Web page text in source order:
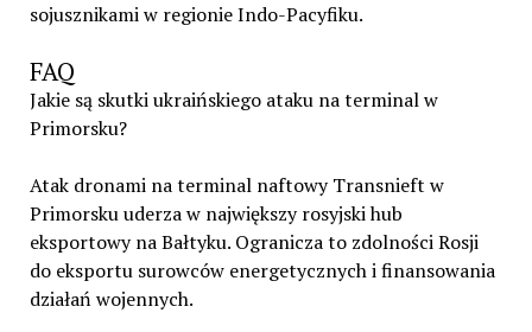
sojusznikami w regionie Indo-Pacyfiku.
FAQ
Jakie są skutki ukraińskiego ataku na terminal w
Primorsku?
Atak dronami na terminal naftowy Transnieft w
Primorsku uderza w największy rosyjski hub
eksportowy na Bałtyku. Ogranicza to zdolności Rosji
do eksportu surowców energetycznych i finansowania
działań wojennych.